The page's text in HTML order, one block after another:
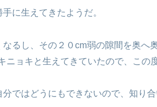
に生えてきたようだ。
るし、その２０cm弱の隙間を奥へ
ョキと生えてきていたので、この
ではどうにもできないので、知り合